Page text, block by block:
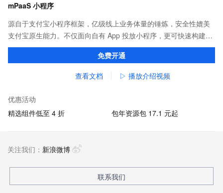
mPaaS 小程序
源自于支付宝小程序框架，亿级线上业务体量的锤炼，安全性媲美
支付宝原生能力。不仅面向自有 App 投放小程序，更可快速构建打
包，覆盖支付宝、淘宝、钉钉等应用。
免费开通
查看文档 ▷ 播放介绍视频
优惠活动
精选组件低至 4 折
包年资源包 17.1 元起
关注我们： 新浪微博
联系我们